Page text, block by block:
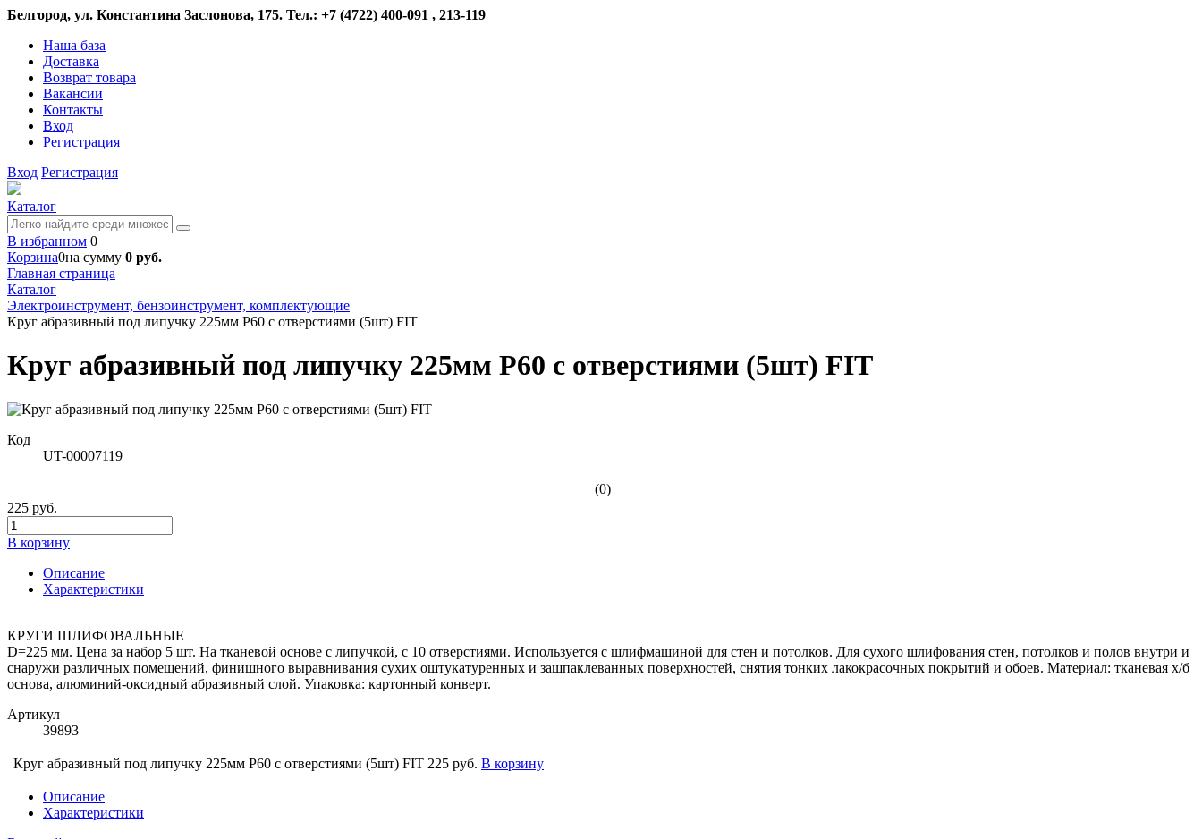
Белгород, ул. Константина Заслонова, 175. Тел.: +7 (4722) 400-091 , 213-119
Наша база
Доставка
Возврат товара
Вакансии
Контакты
Вход
Регистрация
Вход Регистрация
Каталог
В избранном 0
Корзина0на сумму 0 руб.
Главная страница
Каталог
Электроинструмент, бензоинструмент, комплектующие
Круг абразивный под липучку 225мм Р60 с отверстиями (5шт) FIT
Круг абразивный под липучку 225мм Р60 с отверстиями (5шт) FIT
Код
UT-00007119
(0)
225 руб.
В корзину
Описание
Характеристики
КРУГИ ШЛИФОВАЛЬНЫЕ
D=225 мм. Цена за набор 5 шт. На тканевой основе с липучкой, с 10 отверстиями. Используется с шлифмашиной для стен и потолков. Для сухого шлифования стен, потолков и полов внутри и
снаружи различных помещений, финишного выравнивания сухих оштукатуренных и зашпаклеванных поверхностей, снятия тонких лакокрасочных покрытий и обоев. Материал: тканевая х/б
основа, алюминий-оксидный абразивный слой. Упаковка: картонный конверт.
Артикул
39893
Круг абразивный под липучку 225мм Р60 с отверстиями (5шт) FIT 225 руб. В корзину
Описание
Характеристики